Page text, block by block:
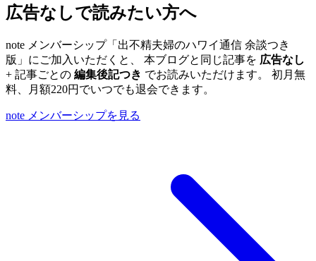
広告なしで読みたい方へ
note メンバーシップ「出不精夫婦のハワイ通信 余談つき
版」にご加入いただくと、 本ブログと同じ記事を 広告なし
+ 記事ごとの 編集後記つき でお読みいただけます。 初月無
料、月額220円でいつでも退会できます。
note メンバーシップを見る